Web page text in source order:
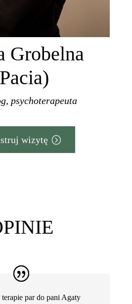
Grobelna
psychoterapeuta
wizytę
par do pani Agaty